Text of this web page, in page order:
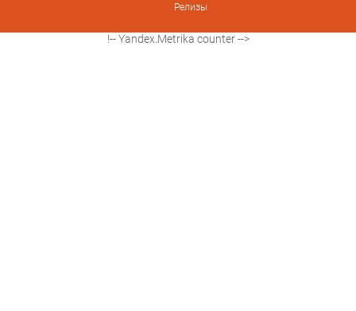
Релизы
!-- Yandex.Metrika counter -->